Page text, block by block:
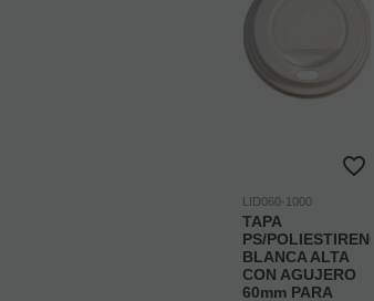
LID060-1000
TAPA
PS/POLIESTIRENO
BLANCA ALTA
CON AGUJERO
60mm PARA